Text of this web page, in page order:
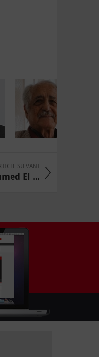
SUIVANT
El ...